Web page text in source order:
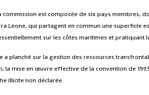
commission est composée de six pays membres,
Leone, qui partagent en commun une superficie
sur les côtes maritimes et pratiquant
a planché sur la gestion des ressources
la mise en œuvre effective de la convention de
illicite non déclarée.